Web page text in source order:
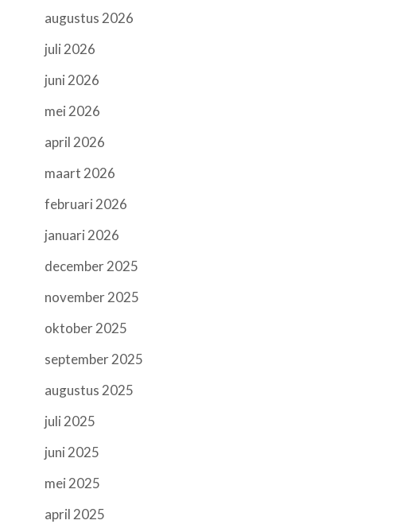
augustus 2026
juli 2026
juni 2026
mei 2026
april 2026
maart 2026
februari 2026
januari 2026
december 2025
november 2025
oktober 2025
september 2025
augustus 2025
juli 2025
juni 2025
mei 2025
april 2025